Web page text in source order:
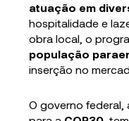
atuação em
hospitalidade e
obra local, o
população
inserção no
O governo federal,